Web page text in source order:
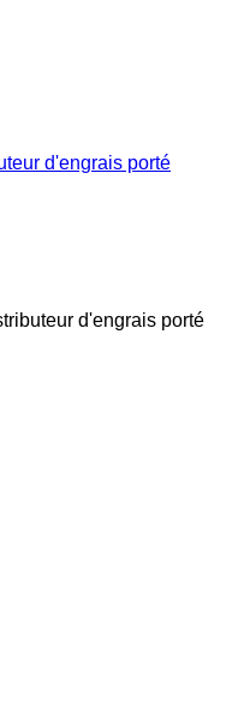
d'engrais porté
d'engrais porté